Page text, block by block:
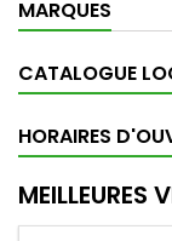
MARQUES
CATALOGUE
HORAIRES
MEILLEURES